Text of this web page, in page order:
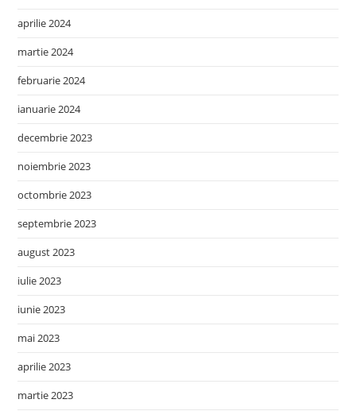
aprilie 2024
martie 2024
februarie 2024
ianuarie 2024
decembrie 2023
noiembrie 2023
octombrie 2023
septembrie 2023
august 2023
iulie 2023
iunie 2023
mai 2023
aprilie 2023
martie 2023